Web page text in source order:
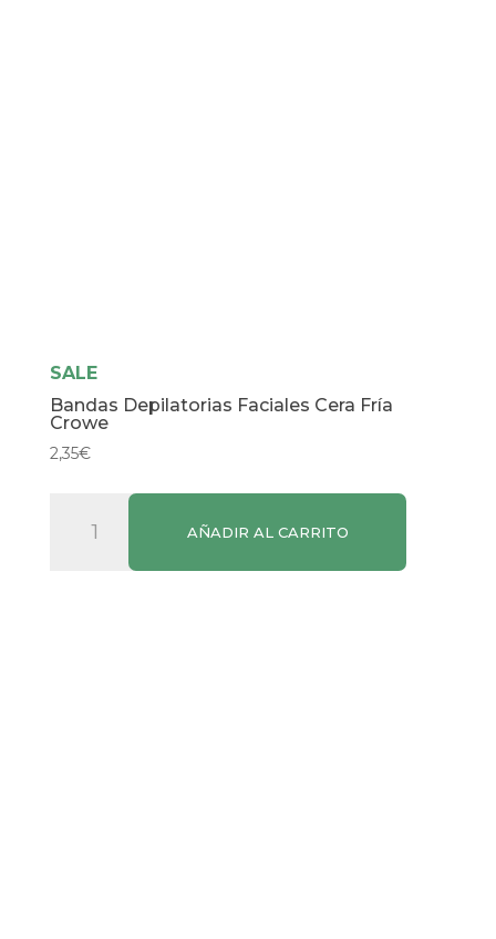
SALE
Bandas Depilatorias Faciales Cera Fría
Crowe
2,35€
Depilatorias
AÑADIR AL CARRITO